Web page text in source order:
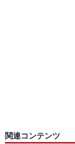
関連コンテンツ